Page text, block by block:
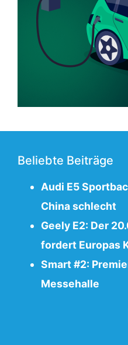
Beliebte Beiträge
Audi E5
China schlecht
Geely E2: Der
fordert Europas
Smart #2:
Messehalle